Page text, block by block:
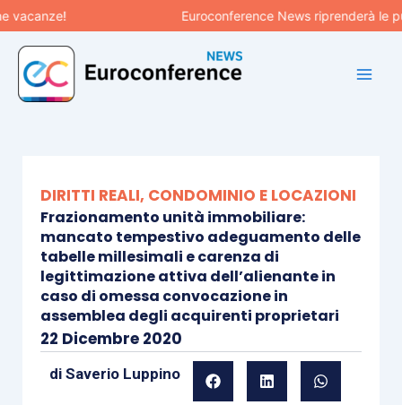
Vai
al
contenuto
Euroconference News riprenderà le
DIRITTI REALI, CONDOMINIO E LOCAZIONI
Frazionamento unità immobiliare:
mancato tempestivo adeguamento delle
tabelle millesimali e carenza di
legittimazione attiva dell’alienante in
caso di omessa convocazione in
assemblea degli acquirenti proprietari
22 Dicembre 2020
di Saverio Luppino